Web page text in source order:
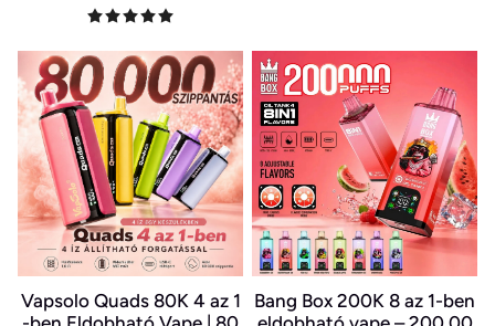
Vapsolo Quads 80K 4 az 1
Bang Box 200K 8 az 1-ben